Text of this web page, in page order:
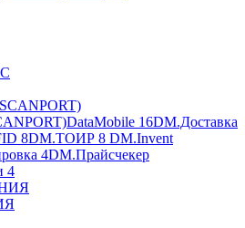
DataMobile 16DM.Доставка
8DM.ТОИР 8 DM.Invent
4DM.Прайсчекер
4